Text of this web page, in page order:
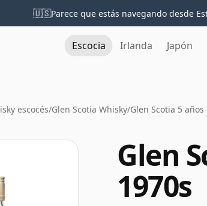
🇺🇸Parece que estás navegando desde
Escocia Irlanda Japón
escocés/Glen Scotia Whisky/Glen Scotia 5
Glen
1970s